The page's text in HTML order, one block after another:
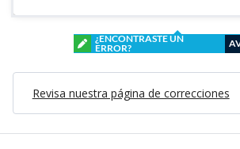
¿ENCONTRASTE UN
ERROR?
Revisa nuestra página de correcciones